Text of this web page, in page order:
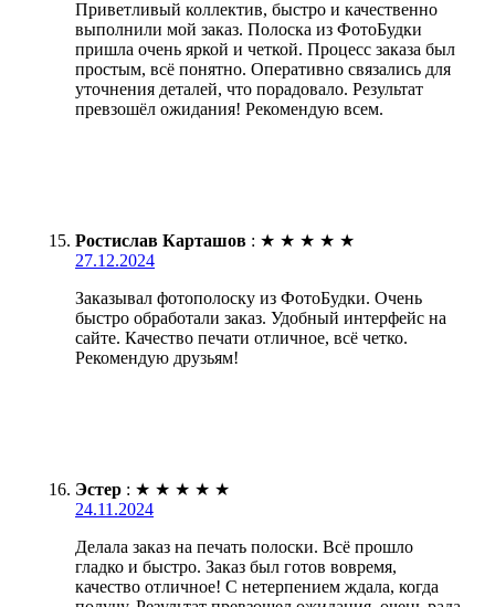
Приветливый коллектив, быстро и качественно
выполнили мой заказ. Полоска из ФотоБудки
пришла очень яркой и четкой. Процесс заказа был
простым, всё понятно. Оперативно связались для
уточнения деталей, что порадовало. Результат
превзошёл ожидания! Рекомендую всем.
Ростислав Карташов : ★ ★ ★ ★ ★
27.12.2024
Заказывал фотополоску из ФотоБудки. Очень
быстро обработали заказ. Удобный интерфейс на
сайте. Качество печати отличное, всё четко.
Рекомендую друзьям!
Эстер : ★ ★ ★ ★ ★
24.11.2024
Делала заказ на печать полоски. Всё прошло
гладко и быстро. Заказ был готов вовремя,
качество отличное! С нетерпением ждала, когда